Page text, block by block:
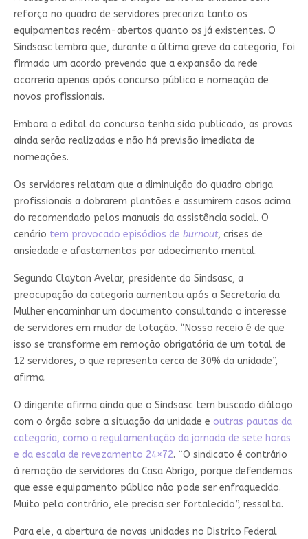
reforço no quadro de servidores precariza tanto os
equipamentos recém-abertos quanto os já existentes. O
Sindsasc lembra que, durante a última greve da categoria, foi
firmado um acordo prevendo que a expansão da rede
ocorreria apenas após concurso público e nomeação de
novos profissionais.
Embora o edital do concurso tenha sido publicado, as provas
ainda serão realizadas e não há previsão imediata de
nomeações.
Os servidores relatam que a diminuição do quadro obriga
profissionais a dobrarem plantões e assumirem casos acima
do recomendado pelos manuais da assistência social. O
cenário tem provocado episódios de burnout, crises de
ansiedade e afastamentos por adoecimento mental.
Segundo Clayton Avelar, presidente do Sindsasc, a
preocupação da categoria aumentou após a Secretaria da
Mulher encaminhar um documento consultando o interesse
de servidores em mudar de lotação. “Nosso receio é de que
isso se transforme em remoção obrigatória de um total de
12 servidores, o que representa cerca de 30% da unidade”,
afirma.
O dirigente afirma ainda que o Sindsasc tem buscado diálogo
com o órgão sobre a situação da unidade e outras pautas da
categoria, como a regulamentação da jornada de sete horas
e da escala de revezamento 24×72. “O sindicato é contrário
à remoção de servidores da Casa Abrigo, porque defendemos
que esse equipamento público não pode ser enfraquecido.
Muito pelo contrário, ele precisa ser fortalecido”, ressalta.
Para ele, a abertura de novas unidades no Distrito Federal